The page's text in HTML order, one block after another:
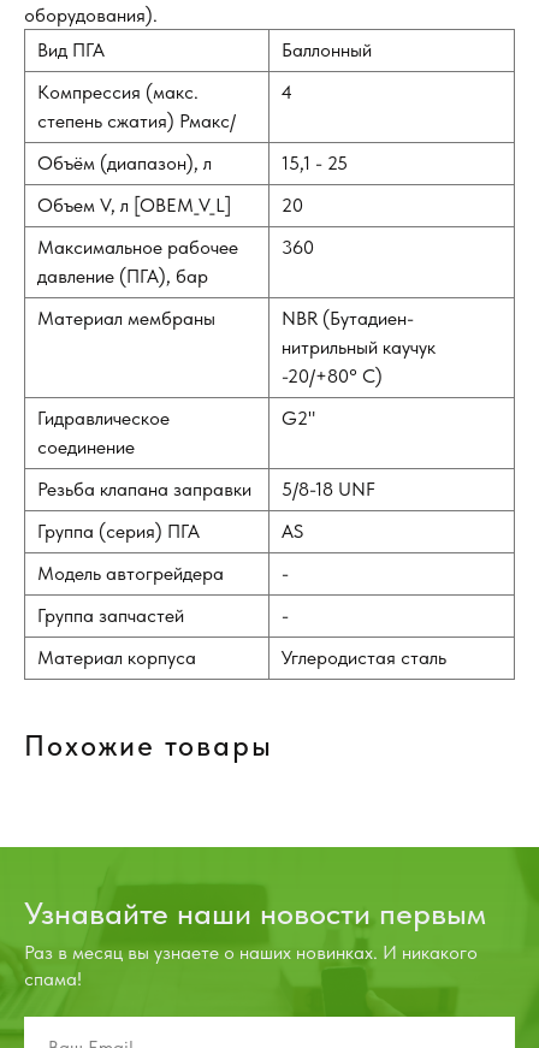
оборудования).
Вид ПГА
Баллонный
Компрессия (макс.
степень сжатия) Рмакс/
4
Объём (диапазон), л
15,1 - 25
Объем V, л [OBEM_V_L]
20
Максимальное рабочее
давление (ПГА), бар
360
Материал мембраны
NBR (Бутадиен-
нитрильный каучук
-20/+80° С)
Гидравлическое
соединение
G2"
Резьба клапана заправки
5/8-18 UNF
Группа (серия) ПГА
AS
Модель автогрейдера
-
Группа запчастей
-
Материал корпуса
Углеродистая сталь
Похожие товары
Узнавайте наши новости первым
Раз в месяц вы узнаете о наших новинках. И никакого
спама!